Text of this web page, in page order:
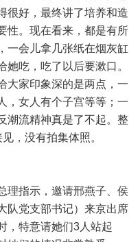
很好，最终讲了培养和造
性。现在看来，都是有所
一会儿拿几张纸在烟灰缸
吃，吃了以后要漱口。
大家印象深的是两点，一
，女人有个子宫等等；一
潮流精神真是了不起。整
，没有拍集体照。
理指示，邀请邢燕子、侯
队党支部书记）来京出席
，特意请她们3人站起